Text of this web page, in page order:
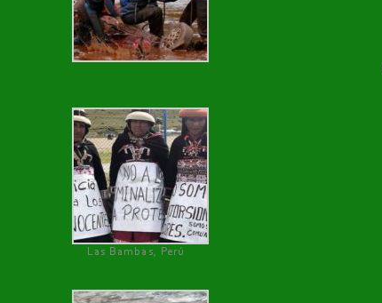
Las Bambas, Perú